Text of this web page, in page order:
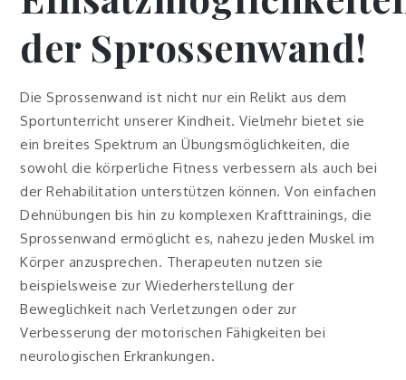
der Sprossenwand!
Die Sprossenwand ist nicht nur ein Relikt aus dem
Sportunterricht unserer Kindheit. Vielmehr bietet sie
ein breites Spektrum an Übungsmöglichkeiten, die
sowohl die körperliche Fitness verbessern als auch bei
der Rehabilitation unterstützen können. Von einfachen
Dehnübungen bis hin zu komplexen Krafttrainings, die
Sprossenwand ermöglicht es, nahezu jeden Muskel im
Körper anzusprechen. Therapeuten nutzen sie
beispielsweise zur Wiederherstellung der
Beweglichkeit nach Verletzungen oder zur
Verbesserung der motorischen Fähigkeiten bei
neurologischen Erkrankungen.